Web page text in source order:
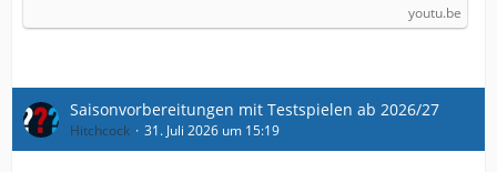
youtu.be
Saisonvorbereitungen mit Testspielen ab 2026/27
Hitchcock 31. Juli 2026 um 15:19